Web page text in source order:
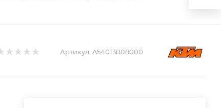
Артикул: A54013008000